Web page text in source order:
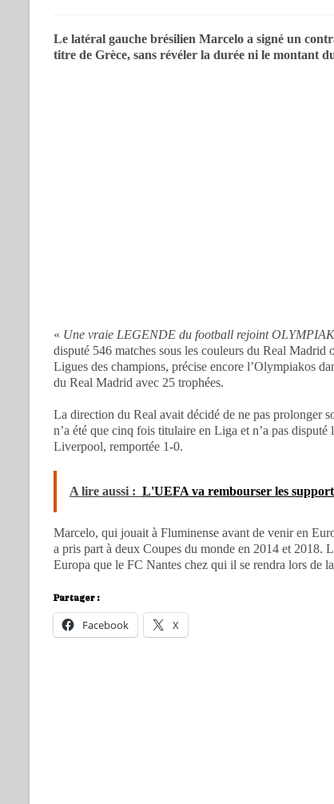
Le latéral gauche brésilien Marcelo a signé un
titre de Grèce, sans révéler la durée ni le montant
« Une vraie LEGENDE du football rejoint
disputé 546 matches sous les couleurs du Real
Ligues des champions, précise encore l’Olympiakos
du Real Madrid avec 25 trophées.
La direction du Real avait décidé de ne pas prolonger
n’a été que cinq fois titulaire en Liga et n’a pas
Liverpool, remportée 1-0.
A lire aussi : L'UEFA va rembourser les
Marcelo, qui jouait à Fluminense avant de venir en
a pris part à deux Coupes du monde en 2014 et 2018.
Europa que le FC Nantes chez qui il se rendra lors de
Partager :
Facebook X